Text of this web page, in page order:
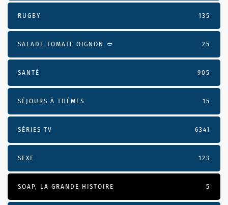
RUGBY 135
SALADE TOMATE OIGNON 🥙 25
SANTÉ 905
SÉJOURS À THÈMES 15
SÉRIES TV 6341
SEXE 123
SOAP, LA GRANDE HISTOIRE 5